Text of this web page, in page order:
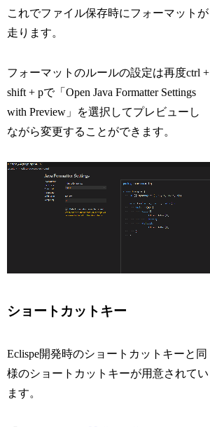
これでファイル保存時にフォーマットが
走ります。
フォーマットのルールの設定は再度ctrl +
shift + pで「Open Java Formatter Settings
with Preview」を選択してプレビューし
ながら変更することができます。
ショートカットキー
Eclispe開発時のショートカットキーと同
様のショートカットキーが用意されてい
ます。